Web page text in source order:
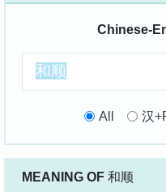
Chinese-
All 汉
MEANING OF 和顺